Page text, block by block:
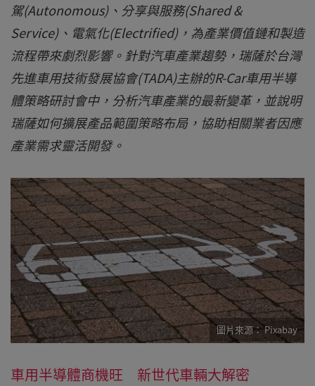
駕(Autonomous)、分享與服務(Shared &
Service)、電氣化(Electrified)，為產業價值鏈和製造
流程帶來劇烈影響。針對汽車產業趨勢，瑞薩於台灣
先進車用技術發展協會(TADA)主辦的R-Car車用半導
體策略研討會中，分析汽車產業的最新變革，並說明
瑞薩如何擴展產品範圍策略布局，協助相關業者因應
產業需求靈活開發。
Pixabay
車用半導體商機旺 新世代車輛大解密